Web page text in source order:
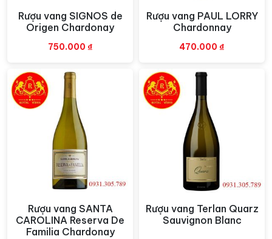
hải sản, cá nướng, thịt gia cầm, và các món ăn có sốt
kem. Nó cũng rất hợp với các món ăn chế biến từ nấm
và phô mai chín. Tốt nhất khi thưởng thức ở nhiệt độ
mùi thơm
Xem nhanh
Rượu vang SIGNOS de
Origen Chardonay
750.000 ₫
Xem nhanh
Rượu vang PAUL LORRY
Chardonnay
470.000 ₫
Xem nhanh
Rượu vang SANTA
CAROLINA Reserva De
Familia Chardonay
Xem nhanh
Rượu vang Terlan Quarz
Sauvignon Blanc